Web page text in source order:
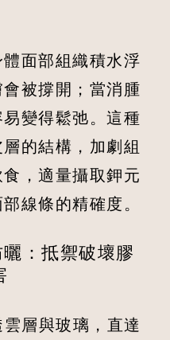
面部組織積水浮
被撐開；當消腫
變得鬆弛。這種
的結構，加劇組
，適量攝取鉀元
線條的精確度。
：抵禦破壞膠
層與玻璃，直達